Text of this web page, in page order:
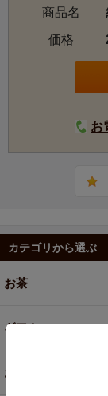
商品名
価格
お
カテゴリから選ぶ
お茶
ギフト
お菓子・食品・飲料